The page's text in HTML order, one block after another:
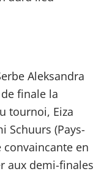
Aleksandra
finale la
tournoi, Eiza
Schuurs (Pays-
en
aux demi-finales